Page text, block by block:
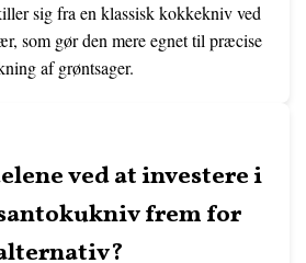
sig fra en klassisk kokkekniv ved
som gør den mere egnet til præcise
af grøntsager.
ved at investere i
frem for